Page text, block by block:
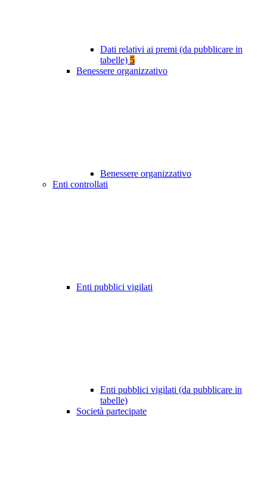
Dati relativi ai premi (da pubblicare in
tabelle) 5
Benessere organizzativo
Benessere organizzativo
Enti controllati
Enti pubblici vigilati
Enti pubblici vigilati (da pubblicare in
tabelle)
Società partecipate